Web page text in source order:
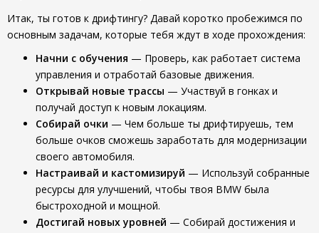
Итак, ты готов к дрифтингу? Давай коротко пробежимся по
основным задачам, которые тебя ждут в ходе прохождения:
Начни с обучения — Проверь, как работает система
управления и отработай базовые движения.
Открывай новые трассы — Участвуй в гонках и
получай доступ к новым локациям.
Собирай очки — Чем больше ты дрифтируешь, тем
больше очков сможешь заработать для модернизации
своего автомобиля.
Настраивай и кастомизируй — Используй собранные
ресурсы для улучшений, чтобы твоя BMW была
быстроходной и мощной.
Достигай новых уровней — Собирай достижения и